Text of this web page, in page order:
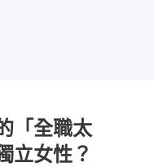
「全職太
立女性？